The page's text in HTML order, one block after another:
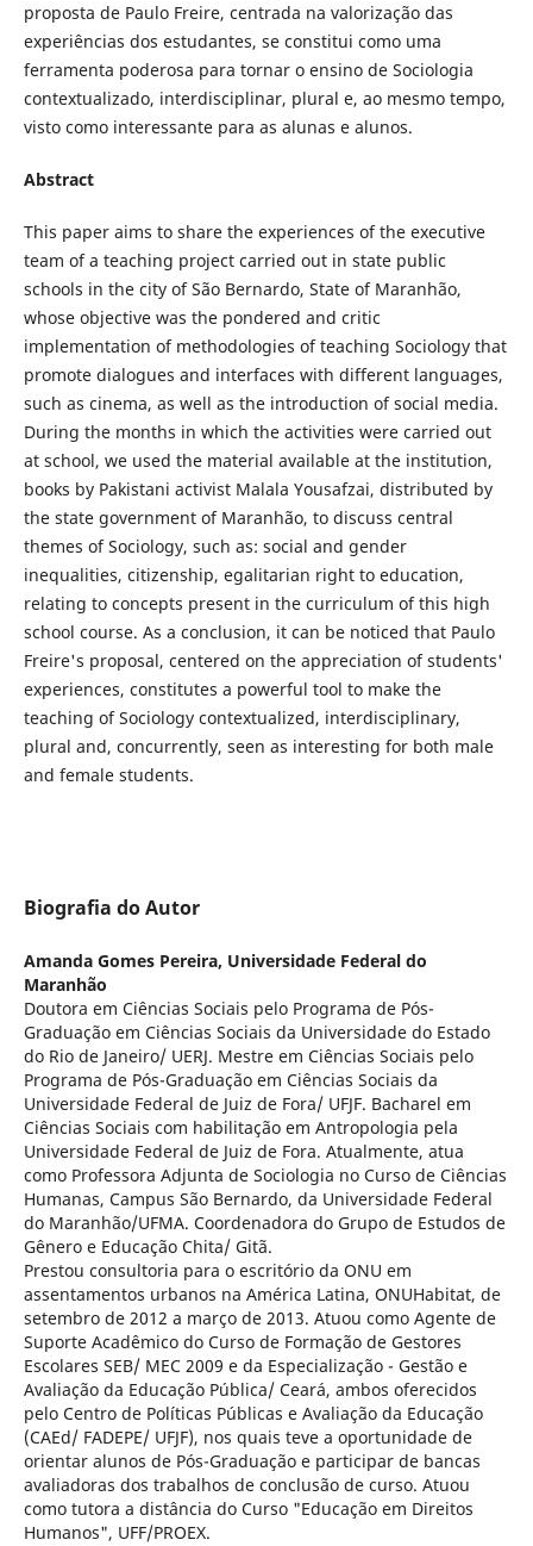
proposta de Paulo Freire, centrada na valorização das
experiências dos estudantes, se constitui como uma
ferramenta poderosa para tornar o ensino de Sociologia
contextualizado, interdisciplinar, plural e, ao mesmo tempo,
visto como interessante para as alunas e alunos.
Abstract
This paper aims to share the experiences of the executive
team of a teaching project carried out in state public
schools in the city of São Bernardo, State of Maranhão,
whose objective was the pondered and critic
implementation of methodologies of teaching Sociology that
promote dialogues and interfaces with different languages,
such as cinema, as well as the introduction of social media.
During the months in which the activities were carried out
at school, we used the material available at the institution,
books by Pakistani activist Malala Yousafzai, distributed by
the state government of Maranhão, to discuss central
themes of Sociology, such as: social and gender
inequalities, citizenship, egalitarian right to education,
relating to concepts present in the curriculum of this high
school course. As a conclusion, it can be noticed that Paulo
Freire's proposal, centered on the appreciation of students'
experiences, constitutes a powerful tool to make the
teaching of Sociology contextualized, interdisciplinary,
plural and, concurrently, seen as interesting for both male
and female students.
Biografia do Autor
Amanda Gomes Pereira, Universidade Federal do
Maranhão
Doutora em Ciências Sociais pelo Programa de Pós-
Graduação em Ciências Sociais da Universidade do Estado
do Rio de Janeiro/ UERJ. Mestre em Ciências Sociais pelo
Programa de Pós-Graduação em Ciências Sociais da
Universidade Federal de Juiz de Fora/ UFJF. Bacharel em
Ciências Sociais com habilitação em Antropologia pela
Universidade Federal de Juiz de Fora. Atualmente, atua
como Professora Adjunta de Sociologia no Curso de Ciências
Humanas, Campus São Bernardo, da Universidade Federal
do Maranhão/UFMA. Coordenadora do Grupo de Estudos de
Gênero e Educação Chita/ Gitã.
Prestou consultoria para o escritório da ONU em
assentamentos urbanos na América Latina, ONUHabitat, de
setembro de 2012 a março de 2013. Atuou como Agente de
Suporte Acadêmico do Curso de Formação de Gestores
Escolares SEB/ MEC 2009 e da Especialização - Gestão e
Avaliação da Educação Pública/ Ceará, ambos oferecidos
pelo Centro de Políticas Públicas e Avaliação da Educação
(CAEd/ FADEPE/ UFJF), nos quais teve a oportunidade de
orientar alunos de Pós-Graduação e participar de bancas
avaliadoras dos trabalhos de conclusão de curso. Atuou
como tutora a distância do Curso "Educação em Direitos
Humanos", UFF/PROEX.